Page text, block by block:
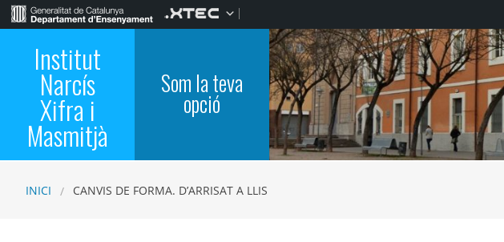
Institut
Narcís
Xifra i
Masmitjà
Som la teva
opció
INICI CANVIS DE FORMA. D’ARRISAT A LLIS